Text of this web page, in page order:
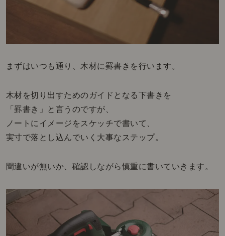
まずはいつも通り、木材に罫書きを行います。
木材を切り出すためのガイドとなる下書きを
「罫書き」と言うのですが、
ノートにイメージをスケッチで書いて、
実寸で落とし込んでいく大事なステップ。
間違いが無いか、確認しながら慎重に書いていきます。